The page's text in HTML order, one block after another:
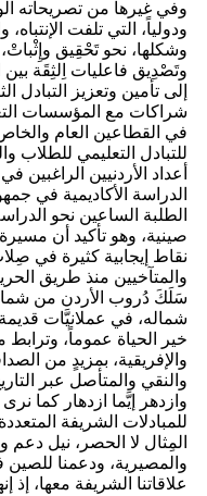
وفي غيرها من تصريحاته
ودولياً، التي تلفت
وشكلها، نحو تَحْقِيق
وتَصْدِيق فاعليات اِلثِقَة بين
إلى تأمين وتعزيز التبادل
شراكات مع المؤسسات
في القطاعين العام
للتبادل التعليمي للطلاب
أعداد الأردنيين الراغبين
الدراسة الأكاديمية في
الطلبة الساعين نحو
صينية، وهو تأكيد أن
نقاط إيجابية كثيرة في
والمتآخيين منذ طريق
سَلَكَ دُروب الأردن من
شماله، في عملانيَّات
خير الحياة عموماً، وترابط
والإفريقية، بمزيدٍ من
والنقي والمتأصل عبر
وازدهر إيَّما ازدهار كما
للمبادلات الشريفة
المِثال لا الحصر، نيل دعم
والمصيرية، ودعمنا للصين
علاقاتنا الشريفة معها، إذ